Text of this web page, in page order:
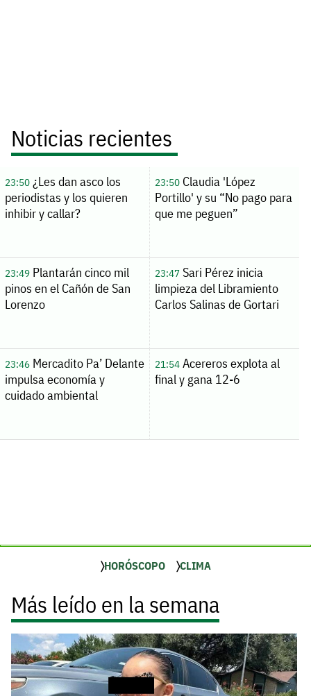
Noticias recientes
23:50¿Les dan asco los
periodistas y los quieren
inhibir y callar?
23:50Claudia 'López
Portillo' y su “No pago para
que me peguen”
23:49Plantarán cinco mil
pinos en el Cañón de San
Lorenzo
23:47Sari Pérez inicia
limpieza del Libramiento
Carlos Salinas de Gortari
23:46Mercadito Pa’ Delante
impulsa economía y
cuidado ambiental
21:54Acereros explota al
final y gana 12-6
HORÓSCOPO CLIMA
Más leído en la semana